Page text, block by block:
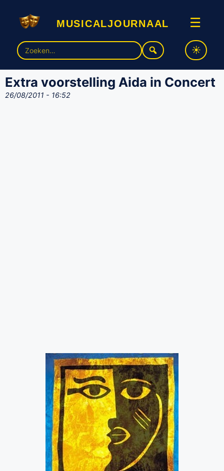
musicaljournaal ☰
Zoek
naar:
Extra voorstelling Aida in Concert
26/08/2011 - 16:52